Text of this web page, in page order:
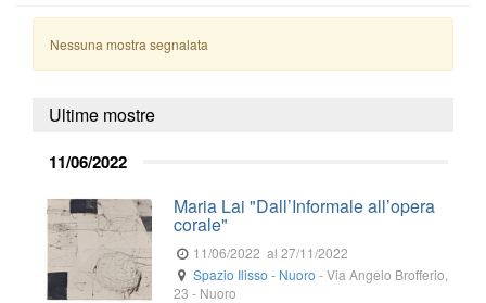
Nessuna mostra segnalata
Ultime mostre
11/06/2022
Maria Lai "Dall’Informale all’opera
corale"
11/06/2022 al 27/11/2022
Spazio Ilisso - Nuoro -Via Angelo Brofferio,
23 - Nuoro